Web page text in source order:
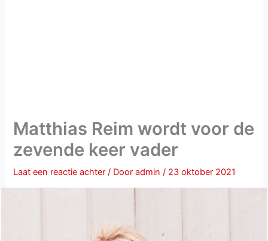
Matthias Reim wordt voor de
zevende keer vader
Laat een reactie achter / Dooradmin/ 23 oktober 2021